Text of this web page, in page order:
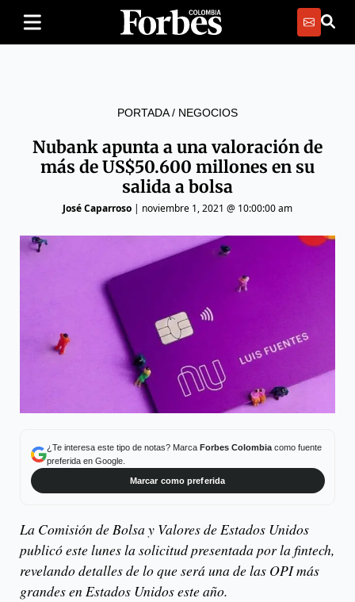
PORTADA/ NEGOCIOS
Nubank apunta a una valoración de
más de US$50.600 millones en su
salida a bolsa
José Caparroso | noviembre 1, 2021 @ 10:00:00 am
¿Te interesa este tipo de notas? Marca Forbes Colombiacomo fuente
preferida en Google.
Marcar como preferida
La Comisión de Bolsa y Valores de Estados Unidos
publicó este lunes la solicitud presentada por la fintech,
revelando detalles de lo que será una de las OPI más
grandes en Estados Unidos este año.